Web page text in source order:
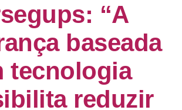
“A
baseada
tecnologia
reduzir